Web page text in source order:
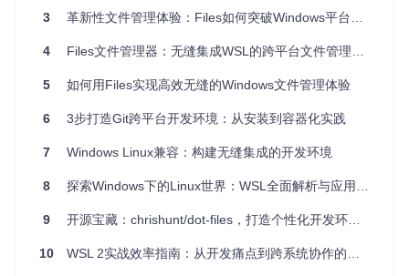
自动发现与多发行版管理
检测，能够自动识别所有已安装的Linux子系统。该组件位于
系统中的分发版本，并为每个发行版创建独立的导航节点。
// WSL发行版检测核心逻辑
public
async
Task<List<WslDistroItem>>
var result = new List<WslDistroItem>();
var distros = await WslApi.ListDistributionsAsync();
foreach (var distro in distros)
        result.Add(
new WslDistroItem
3 革新性文件管理体验：Files如何突破Windows平台文件操作边界
4 Files文件管理器：无缝集成WSL的跨平台文件管理解决方案
5 如何用Files实现高效无缝的Windows文件管理体验
6 3步打造Git跨平台开发环境：从安装到容器化实践
7 Windows Linux兼容：构建无缝集成的开发环境
8 探索Windows下的Linux世界：WSL全面解析与应用指南
9 开源宝藏：chrishunt/dot-files，打造个性化开发环境的利器
10 WSL 2实战效率指南：从开发痛点到跨系统协作的完整解决方案